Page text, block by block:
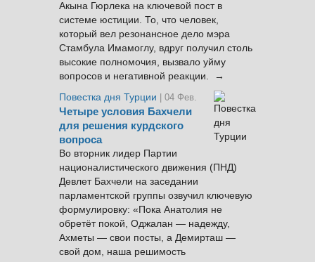
Акына Гюрлека на ключевой пост в
системе юстиции. То, что человек,
который вел резонансное дело мэра
Стамбула Имамоглу, вдруг получил столь
высокие полномочия, вызвало уйму
вопросов и негативной реакции. →
Повестка дня Турции
| 04 Фев.
Четыре условия Бахчели
для решения курдского
вопроса
Во вторник лидер Партии
националистического движения (ПНД)
Девлет Бахчели на заседании
парламентской группы озвучил ключевую
формулировку: «Пока Анатолия не
обретёт покой, Оджалан — надежду,
Ахметы — свои посты, а Демирташ —
свой дом, наша решимость